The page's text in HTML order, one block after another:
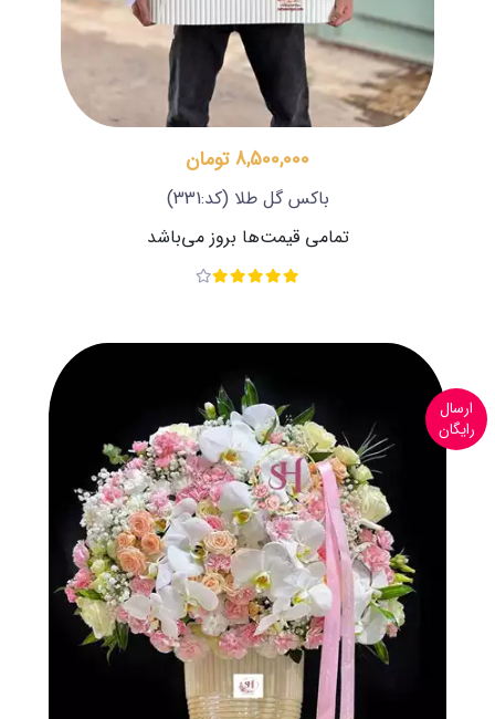
8,500,000 تومان
باکس گل طلا (کد:331)
تمامی قیمت‌ها بروز می‌باشد
ارسال
رایگان